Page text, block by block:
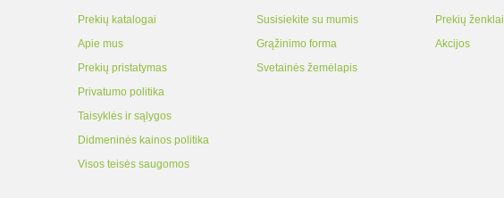
Prekių katalogai
Apie mus
Prekių pristatymas
Privatumo politika
Taisyklės ir sąlygos
Didmeninės kainos politika
Visos teisės saugomos
Susisiekite su mumis
Grąžinimo forma
Svetainės žemėlapis
Prekių ženklai
Akcijos